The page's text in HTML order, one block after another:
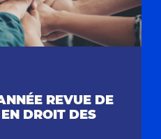
REVUE DE
DROIT DES